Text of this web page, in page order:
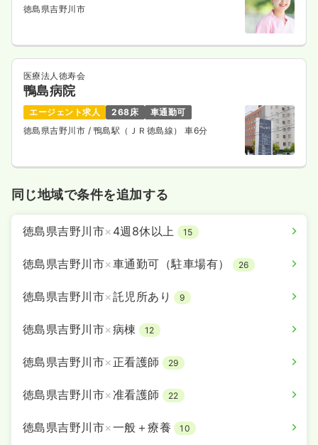
徳島県吉野川市
医療法人徳寿会
鴨島病院
エージェント求人 268床
車通勤可
徳島県吉野川市 / 鴨島駅（ＪＲ徳島線） 車6分
同じ地域で条件を追加する
徳島県吉野川市× 4週8休以上 15
徳島県吉野川市×車通勤可（駐車場有） 26
徳島県吉野川市×託児所あり 9
徳島県吉野川市×病棟 12
徳島県吉野川市× 正看護師 29
徳島県吉野川市×准看護師 22
徳島県吉野川市×一般＋療養 10